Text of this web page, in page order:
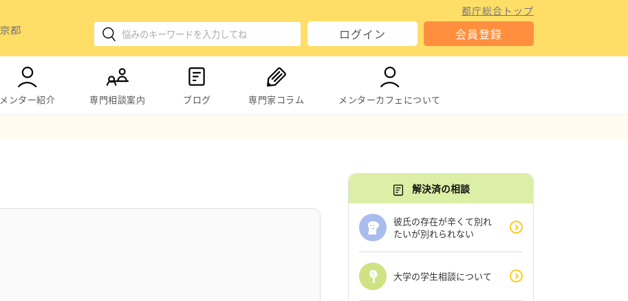
都庁総合トップ
ログイン 会員登録
メンター紹介 専門相談案内 ブログ 専門家コラム メンターカフェについて
解決済の相談
彼氏の存在が辛くて別れ
たいが別れられない
大学の学生相談について